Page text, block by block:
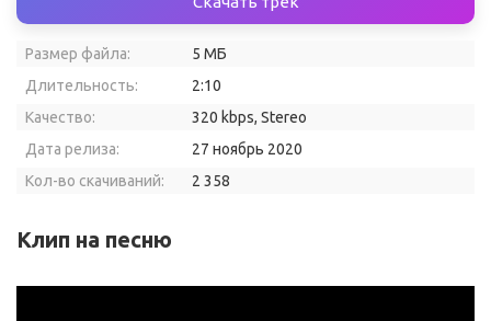
Размер файла:
5 МБ
Длительность:
2:10
Качество:
320 kbps, Stereo
Дата релиза:
27 ноябрь 2020
Кол-во скачиваний:
2 358
Клип на песню